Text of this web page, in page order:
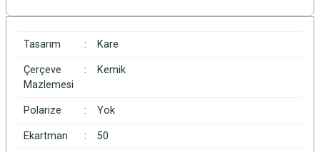
Tasarım : Kare
Çerçeve
Mazlemesi
: Kemik
Polarize : Yok
Ekartman : 50